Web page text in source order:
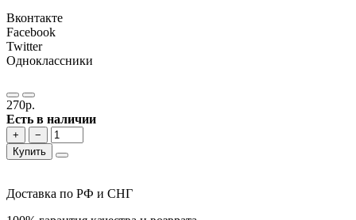
Вконтакте
Facebook
Twitter
Одноклассники
270р.
Есть в наличии
+
−
Купить
Доставка по РФ и СНГ